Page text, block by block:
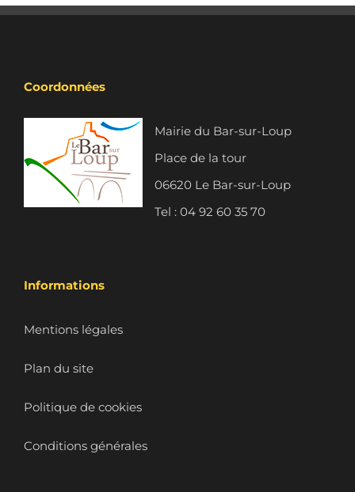
Coordonnées
Mairie du Bar-sur-Loup
Place de la tour
06620 Le Bar-sur-Loup
Tel : 04 92 60 35 70
Informations
Mentions légales
Plan du site
Politique de cookies
Conditions générales